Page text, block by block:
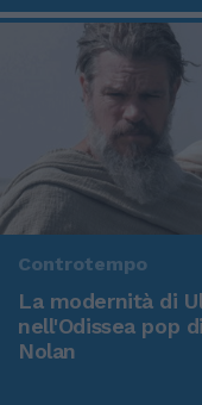
Controtempo
La modernità di
nell'Odissea pop
Nolan